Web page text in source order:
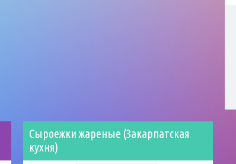
Сыроежки жареные (Закарпатская
кухня)